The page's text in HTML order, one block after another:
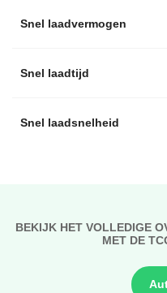
Snel laadvermogen
Snel laadtijd
Snel laadsnelheid
BEKIJK HET VOLLEDIGE
MET DE